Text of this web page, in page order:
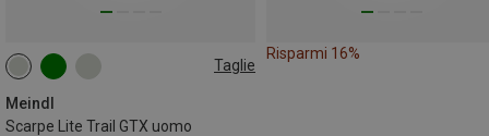
Taglie
Meindl
Scarpe Lite Trail GTX uomo
Risparmi 16%